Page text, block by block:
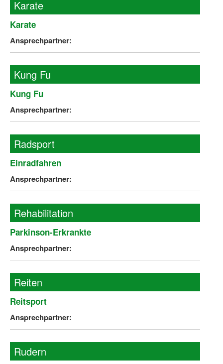
Karate
Karate
Ansprechpartner:
Kung Fu
Kung Fu
Ansprechpartner:
Radsport
Einradfahren
Ansprechpartner:
Rehabilitation
Parkinson-Erkrankte
Ansprechpartner:
Reiten
Reitsport
Ansprechpartner:
Rudern